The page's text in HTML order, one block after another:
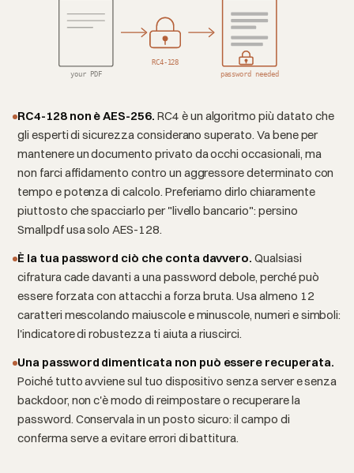
your PDF
RC4-128
password needed
RC4-128 non è AES-256. RC4 è un algoritmo più datato che
gli esperti di sicurezza considerano superato. Va bene per
mantenere un documento privato da occhi occasionali, ma
non farci affidamento contro un aggressore determinato con
tempo e potenza di calcolo. Preferiamo dirlo chiaramente
piuttosto che spacciarlo per "livello bancario": persino
Smallpdf usa solo AES-128.
È la tua password ciò che conta davvero. Qualsiasi
cifratura cade davanti a una password debole, perché può
essere forzata con attacchi a forza bruta. Usa almeno 12
caratteri mescolando maiuscole e minuscole, numeri e simboli:
l'indicatore di robustezza ti aiuta a riuscirci.
Una password dimenticata non può essere recuperata.
Poiché tutto avviene sul tuo dispositivo senza server e senza
backdoor, non c'è modo di reimpostare o recuperare la
password. Conservala in un posto sicuro: il campo di
conferma serve a evitare errori di battitura.